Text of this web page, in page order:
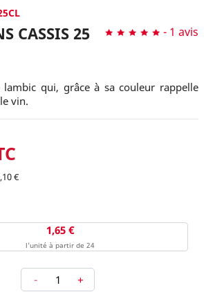
- 1 avis
CASSIS 25
lambic qui, grâce à sa couleur rappelle
vin.
€
1,65 €
l'unité à partir de 24
- +